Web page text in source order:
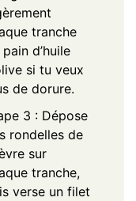
tranche
d’huile
si tu veux
de dorure.
3 : Dépose
rondelles de
sur
tranche,
verse un filet